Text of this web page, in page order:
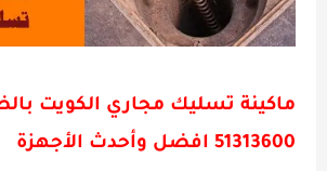
ماكينة تسليك مجاري الكويت
51313600 افضل وأحدث الأجهزة